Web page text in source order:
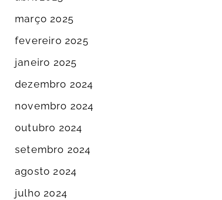
março 2025
fevereiro 2025
janeiro 2025
dezembro 2024
novembro 2024
outubro 2024
setembro 2024
agosto 2024
julho 2024